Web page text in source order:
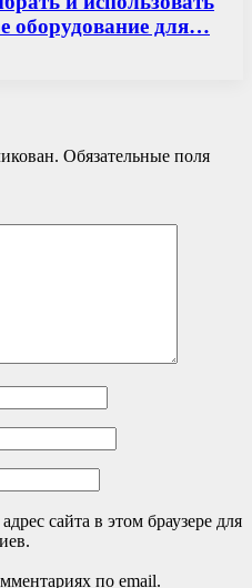
оборудование для…
Обязательные поля
сайта в этом браузере для
по email.